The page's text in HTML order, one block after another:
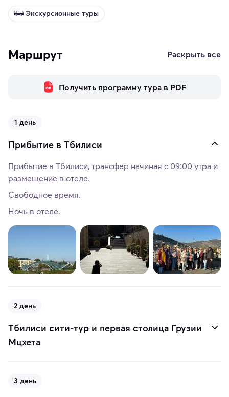
Экскурсионные туры
Маршрут Раскрыть все
Получить программу тура в PDF
1 день
Прибытие в Тбилиси
Прибытие в Тбилиси, трансфер начиная с 09:00 утра и
размещение в отеле.
Свободное время.
Ночь в отеле.
2 день
Тбилиси сити-тур и первая столица Грузии
Мцхета
3 день